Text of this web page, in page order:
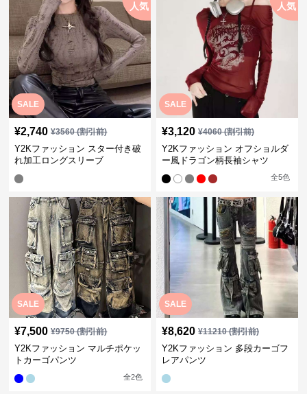
SALE
人気
¥2,740 ¥3560(割引前)
Y2Kファッション スター付き破
れ加工ロングスリーブ
SALE
人気
¥3,120 ¥4060(割引前)
Y2Kファッション オフショルダ
ー風ドラゴン柄長袖シャツ
全5色
SALE
¥7,500 ¥9750(割引前)
Y2Kファッション マルチポケッ
トカーゴパンツ
全2色
SALE
¥8,620 ¥11210(割引前)
Y2Kファッション 多段カーゴフ
レアパンツ